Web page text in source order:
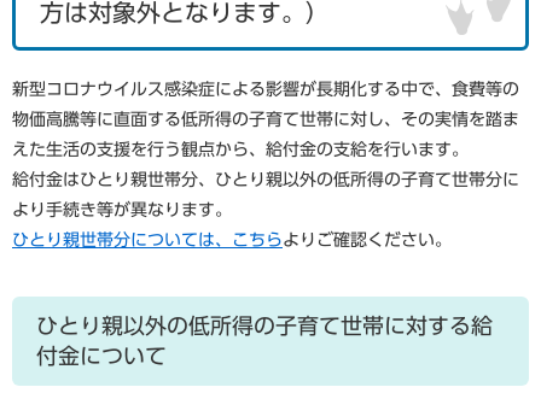
方は対象外となります。）
新型コロナウイルス感染症による影響が長期化する中で、食費等の
物価高騰等に直面する低所得の子育て世帯に対し、その実情を踏ま
えた生活の支援を行う観点から、給付金の支給を行います。
給付金はひとり親世帯分、ひとり親以外の低所得の子育て世帯分に
より手続き等が異なります。
ひとり親世帯分については、こちらよりご確認ください。
ひとり親以外の低所得の子育て世帯に対する給
付金について